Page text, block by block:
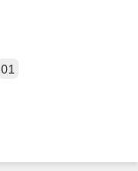
01